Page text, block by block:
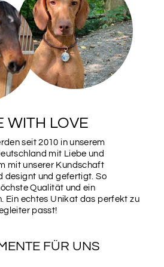
DUNKELGRÜN
GELB
LILA
WITH LOVE
seit 2010 in unserem
mit Liebe und
mit unserer Kundschaft
designt und gefertigt. So
Qualität und ein
Ein echtes Unikat das perfekt zu
passt!
FÜR UNS